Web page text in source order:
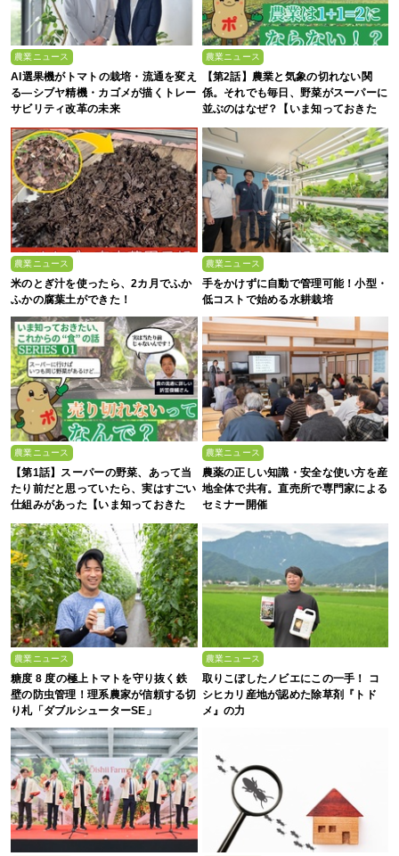
農業ニュース
AI選果機がトマトの栽培・流通を変え
る―シブヤ精機・カゴメが描くトレー
サビリティ改革の未来
農業ニュース
【第2話】農業と気象の切れない関
係。それでも毎日、野菜がスーパーに
並ぶのはなぜ？【いま知っておきた
い、これからの”食”の話】
農業ニュース
米のとぎ汁を使ったら、2カ月でふか
ふかの腐葉土ができた！
農業ニュース
手をかけずに自動で管理可能！小型・
低コストで始める水耕栽培
農業ニュース
【第1話】スーパーの野菜、あって当
たり前だと思っていたら、実はすごい
仕組みがあった【いま知っておきた
農業ニュース
農薬の正しい知識・安全な使い方を産
地全体で共有。直売所で専門家による
セミナー開催
農業ニュース
糖度 8 度の極上トマトを守り抜く鉄
壁の防虫管理！理系農家が信頼する切
り札「ダブルシューターSE」
農業ニュース
取りこぼしたノビエにこの一手！ コ
シヒカリ産地が認めた除草剤『トド
メ』の力